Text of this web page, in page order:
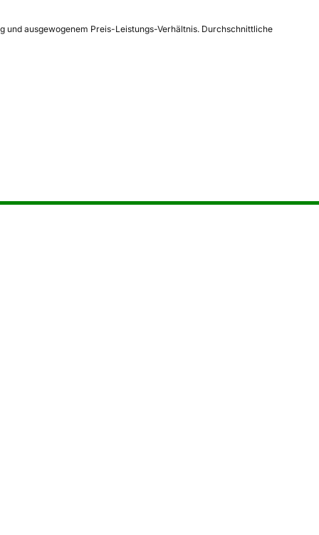
und ausgewogenem Preis-Leistungs-Verhältnis. Durchschnittliche